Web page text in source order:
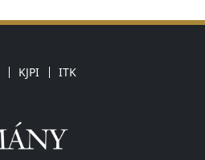
KJPI ITK